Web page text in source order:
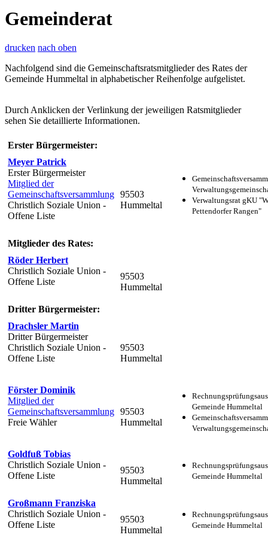
Gemeinderat
drucken nach oben
Nachfolgend sind die Gemeinschaftsratsmitglieder des Rates der
Gemeinde Hummeltal in alphabetischer Reihenfolge aufgelistet.
Durch Anklicken der Verlinkung der jeweiligen Ratsmitglieder
sehen Sie detaillierte Informationen.
Erster Bürgermeister:
Meyer Patrick
Erster Bürgermeister
Mitglied der
Gemeinschaftsversammlung
Christlich Soziale Union -
Offene Liste
95503
Hummeltal
Verwaltungsrat gKU
Pettendorfer Rangen"
Mitglieder des Rates:
Röder Herbert
Christlich Soziale Union -
Offene Liste
95503
Hummeltal
Dritter Bürgermeister:
Drachsler Martin
Dritter Bürgermeister
Christlich Soziale Union -
Offene Liste
95503
Hummeltal
Förster Dominik
Mitglied der
Gemeinschaftsversammlung
Freie Wähler
95503
Hummeltal
Gemeinde Hummeltal
Goldfuß Tobias
Christlich Soziale Union -
Offene Liste
95503
Hummeltal
Gemeinde Hummeltal
Großmann Franziska
Christlich Soziale Union -
Offene Liste
95503
Hummeltal
Gemeinde Hummeltal